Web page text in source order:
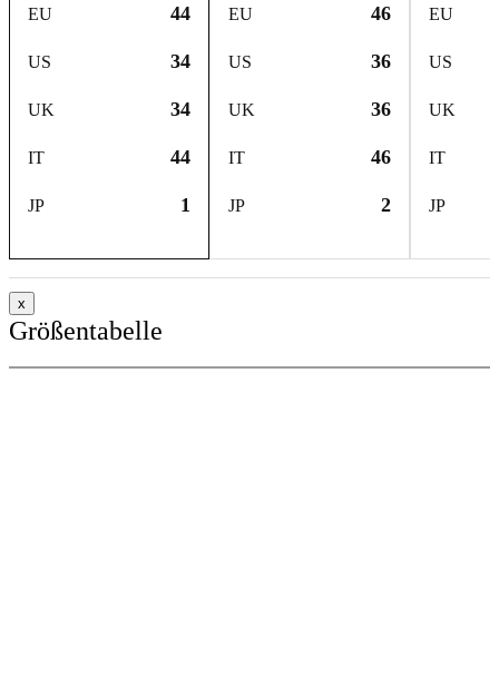
EU 44
US 34
UK 34
IT 44
JP 1
EU 46
US 36
UK 36
IT 46
JP 2
EU
US
UK
IT
JP
x
Größentabelle